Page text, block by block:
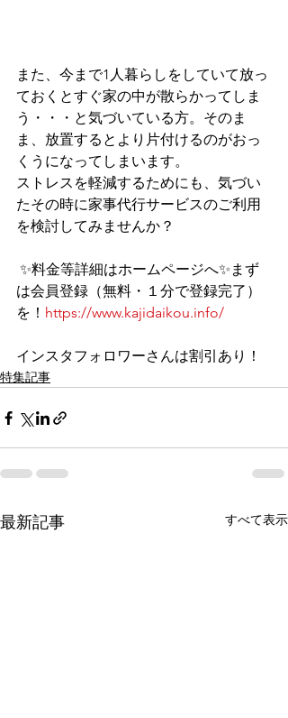
また、今まで1人暮らしをしていて放っ
ておくとすぐ家の中が散らかってしま
う・・・と気づいている方。そのま
ま、放置するとより片付けるのがおっ
くうになってしまいます。
ストレスを軽減するためにも、気づい
たその時に家事代行サービスのご利用
を検討してみませんか？
は会員登録（無料・１分で登録完了）
を！ https://www.kajidaikou.info/
インスタフォロワーさんは割引あり！
特集記事
最新記事 すべて表示